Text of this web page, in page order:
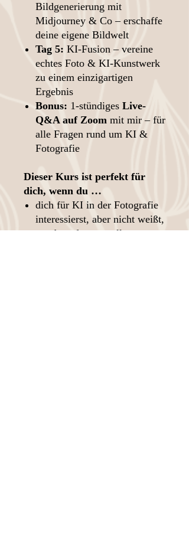
Bildgenerierung mit
Midjourney & Co – erschaffe
deine eigene Bildwelt
Tag 5: KI-Fusion – vereine
echtes Foto & KI-Kunstwerk
zu einem einzigartigen
Ergebnis
Bonus: 1-stündiges Live-
Q&A auf Zoom mit mir – für
alle Fragen rund um KI &
Fotografie
Dieser Kurs ist perfekt für
dich, wenn du …
dich für KI in der Fotografie
interessierst, aber nicht weißt,
wo du anfangen sollst